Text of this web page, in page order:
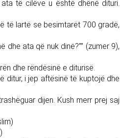
të cilëve u është dhënë dituri.
të lartë se besimtarët 700 gradë,
dhe ata që nuk dinë?”” (zumer 9),
dhe rëndësinë e diturisë.
ditur, i jep aftësinë të kuptojë dhe
dijen. Kush merr prej saj